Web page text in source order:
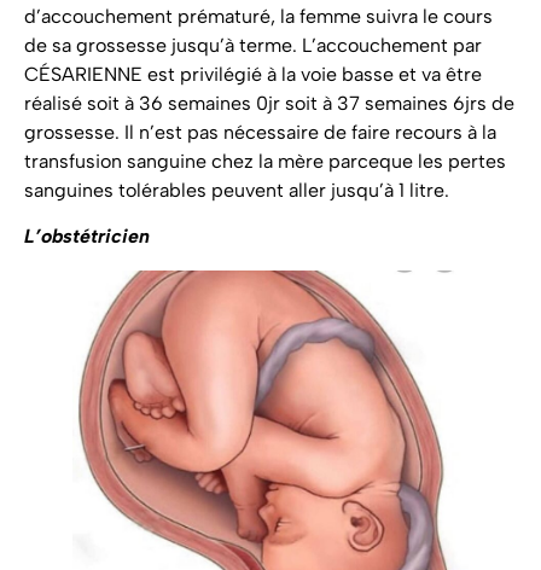
d’accouchement prématuré, la femme suivra le cours
de sa grossesse jusqu’à terme. L’accouchement par
CÉSARIENNE est privilégié à la voie basse et va être
réalisé soit à 36 semaines 0jr soit à 37 semaines 6jrs de
grossesse. Il n’est pas nécessaire de faire recours à la
transfusion sanguine chez la mère parceque les pertes
sanguines tolérables peuvent aller jusqu’à 1 litre.
L’obstétricien